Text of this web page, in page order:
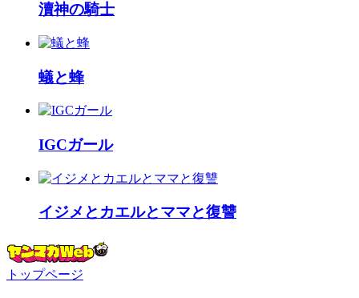
瀆神の騎士
蟻と蜂
IGCガール
イジメとカエルとママと復讐
トップページ